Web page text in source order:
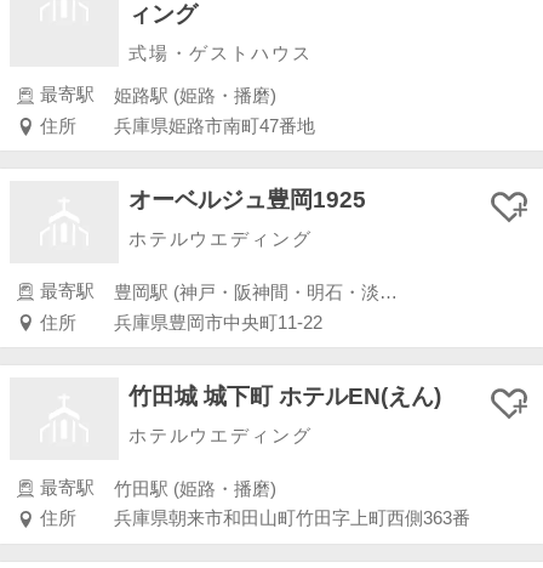
ィング
式場・ゲストハウス
最寄駅
姫路駅 (姫路・播磨)
住所
兵庫県姫路市南町47番地
オーベルジュ豊岡1925
ホテルウエディング
最寄駅
豊岡駅 (神戸・阪神間・明石・淡路島)
住所
兵庫県豊岡市中央町11-22
竹田城 城下町 ホテルEN(えん)
ホテルウエディング
最寄駅
竹田駅 (姫路・播磨)
住所
兵庫県朝来市和田山町竹田字上町西側363番